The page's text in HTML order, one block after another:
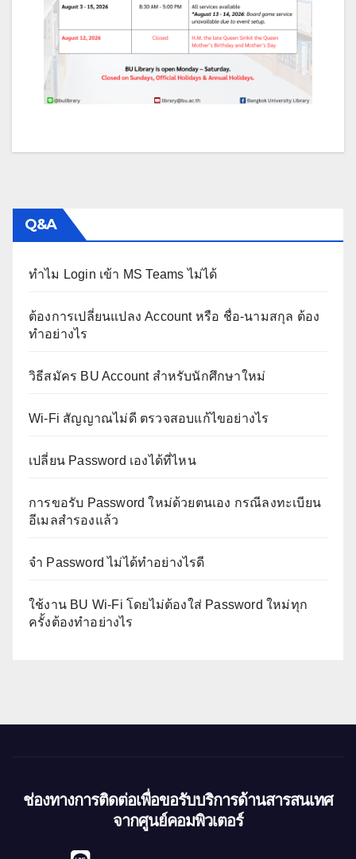
Q&A
ทำไม Login เข้า MS Teams ไม่ได้
ต้องการเปลี่ยนแปลง Account หรือ ชื่อ-นามสกุล ต้อง
ทำอย่างไร
วิธีสมัคร BU Account สำหรับนักศึกษาใหม่
Wi-Fi สัญญาณไม่ดี ตรวจสอบแก้ไขอย่างไร
เปลี่ยน Password เองได้ที่ไหน
การขอรับ Password ใหม่ด้วยตนเอง กรณีลงทะเบียน
อีเมลสำรองแล้ว
จำ Password ไม่ได้ทำอย่างไรดี
ใช้งาน BU Wi-Fi โดยไม่ต้องใส่ Password ใหม่ทุก
ครั้งต้องทำอย่างไร
ช่องทางการติดต่อเพื่อขอรับบริการด้านสารสนเทศ
จากศูนย์คอมพิวเตอร์